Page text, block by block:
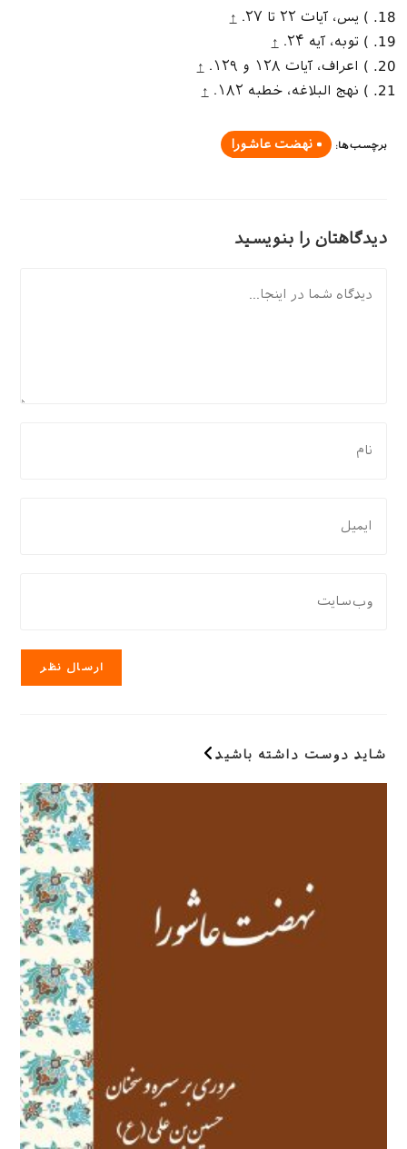
) یس، آیات ۲۲ تا ۲۷.
↑
) توبه، آیه ۲۴.
↑
) اعراف، آیات ۱۲۸ و ۱۲۹.
↑
) نهج البلاغه، خطبه ۱۸۲.
↑
برچسب‌ها: نهضت عاشورا
دیدگاهتان را بنویسید
نظر
نظر
وب
شاید دوست داشته باشید